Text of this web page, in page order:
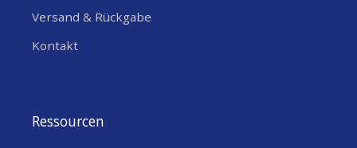
Versand & Rückgabe
Kontakt
Ressourcen